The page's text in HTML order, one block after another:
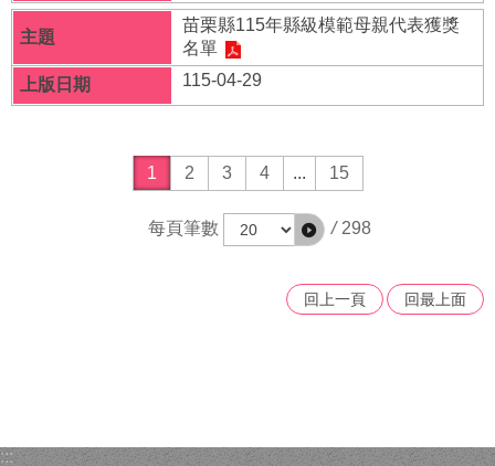
溯
分
苗栗縣115年縣級模範母親代表獲獎
名單
115-04-29
1 2 3 4 ... 15
每頁筆數 / 298
回上一頁 回最上面
:::